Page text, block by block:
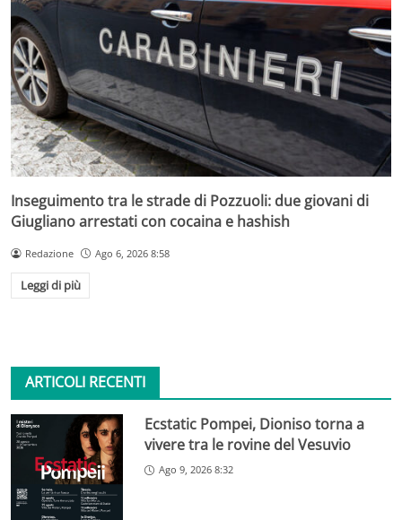
Inseguimento tra le strade di Pozzuoli: due giovani di
Giugliano arrestati con cocaina e hashish
Redazione Ago 6, 2026 8:58
Leggi di più
ARTICOLI RECENTI
Ecstatic Pompei, Dioniso torna a
vivere tra le rovine del Vesuvio
Ago 9, 2026 8:32